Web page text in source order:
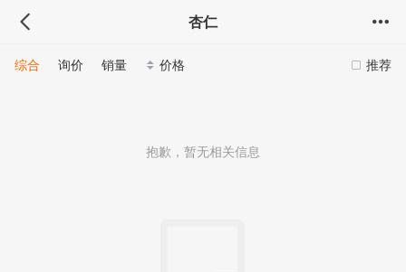
杏仁
推荐
综合 询价 销量 价格
抱歉，暂无相关信息